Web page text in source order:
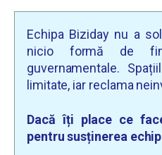
Echipa Biziday nu a
nicio formă de
guvernamentale.
limitate, iar reclama
Dacă îți place ce
pentru susținerea